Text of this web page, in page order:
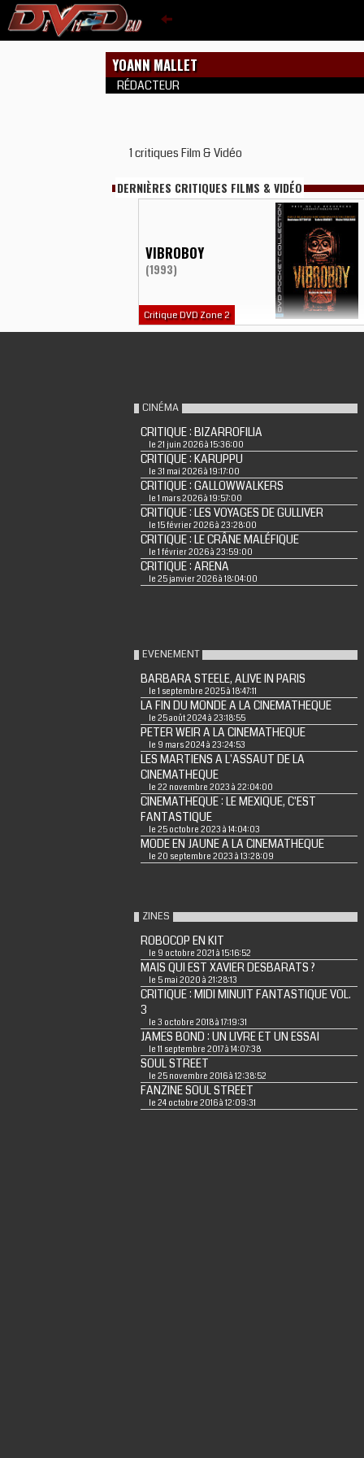
YOANN MALLET
RÉDACTEUR
1 critiques Film & Vidéo
DERNIÈRES CRITIQUES FILMS & VIDÉO
VIBROBOY
(1993)
Critique DVD Zone 2
CINÉMA
CRITIQUE : BIZARROFILIA
le 21 juin 2026 à 15:36:00
CRITIQUE : KARUPPU
le 31 mai 2026 à 19:17:00
CRITIQUE : GALLOWWALKERS
le 1 mars 2026 à 19:57:00
CRITIQUE : LES VOYAGES DE GULLIVER
le 15 février 2026 à 23:28:00
CRITIQUE : LE CRÂNE MALÉFIQUE
le 1 février 2026 à 23:59:00
CRITIQUE : ARENA
le 25 janvier 2026 à 18:04:00
EVENEMENT
BARBARA STEELE, ALIVE IN PARIS
le 1 septembre 2025 à 18:47:11
LA FIN DU MONDE A LA CINEMATHEQUE
le 25 août 2024 à 23:18:55
PETER WEIR A LA CINEMATHEQUE
le 9 mars 2024 à 23:24:53
LES MARTIENS A L'ASSAUT DE LA
CINEMATHEQUE
le 22 novembre 2023 à 22:04:00
CINEMATHEQUE : LE MEXIQUE, C'EST
FANTASTIQUE
le 25 octobre 2023 à 14:04:03
MODE EN JAUNE A LA CINEMATHEQUE
le 20 septembre 2023 à 13:28:09
ZINES
ROBOCOP EN KIT
le 9 octobre 2021 à 15:16:52
MAIS QUI EST XAVIER DESBARATS ?
le 5 mai 2020 à 21:28:13
CRITIQUE : MIDI MINUIT FANTASTIQUE VOL.
3
le 3 octobre 2018 à 17:19:31
JAMES BOND : UN LIVRE ET UN ESSAI
le 11 septembre 2017 à 14:07:38
SOUL STREET
le 25 novembre 2016 à 12:38:52
FANZINE SOUL STREET
le 24 octobre 2016 à 12:09:31